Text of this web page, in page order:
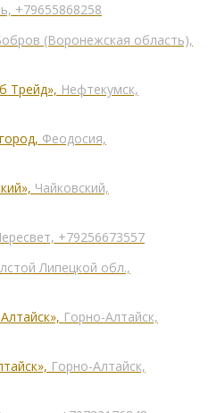
+79655868258
(Воронежская область),
Трейд», Нефтекумск,
Феодосия,
Чайковский,
+79256673557
Липецкой обл.,
Горно-Алтайск,
Горно-Алтайск,